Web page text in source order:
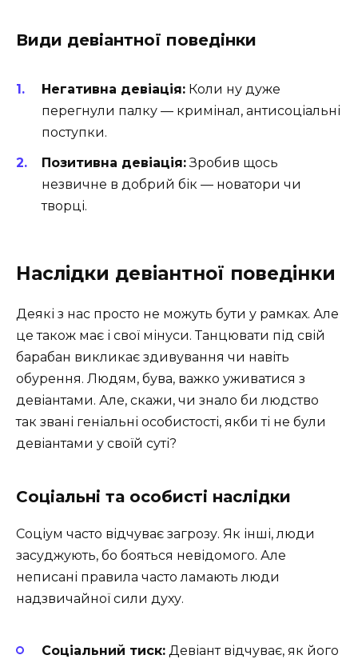
Види девіантної поведінки
Негативна девіація: Коли ну дуже
перегнули палку — кримінал, антисоціальні
поступки.
Позитивна девіація:Зробив щось
незвичне в добрий бік — новатори чи
творці.
Наслідки девіантної поведінки
Деякі з нас просто не можуть бути у рамках. Але
це також має і свої мінуси. Танцювати під свій
барабан викликає здивування чи навіть
обурення. Людям, бува, важко уживатися з
девіантами. Але, скажи, чи знало би людство
так звані геніальні особистості, якби ті не були
девіантами у своїй суті?
Соціальні та особисті наслідки
Соціум часто відчуває загрозу. Як інші, люди
засуджують, бо бояться невідомого. Але
неписані правила часто ламають люди
надзвичайної сили духу.
Соціальний тиск: Девіант відчуває, як його